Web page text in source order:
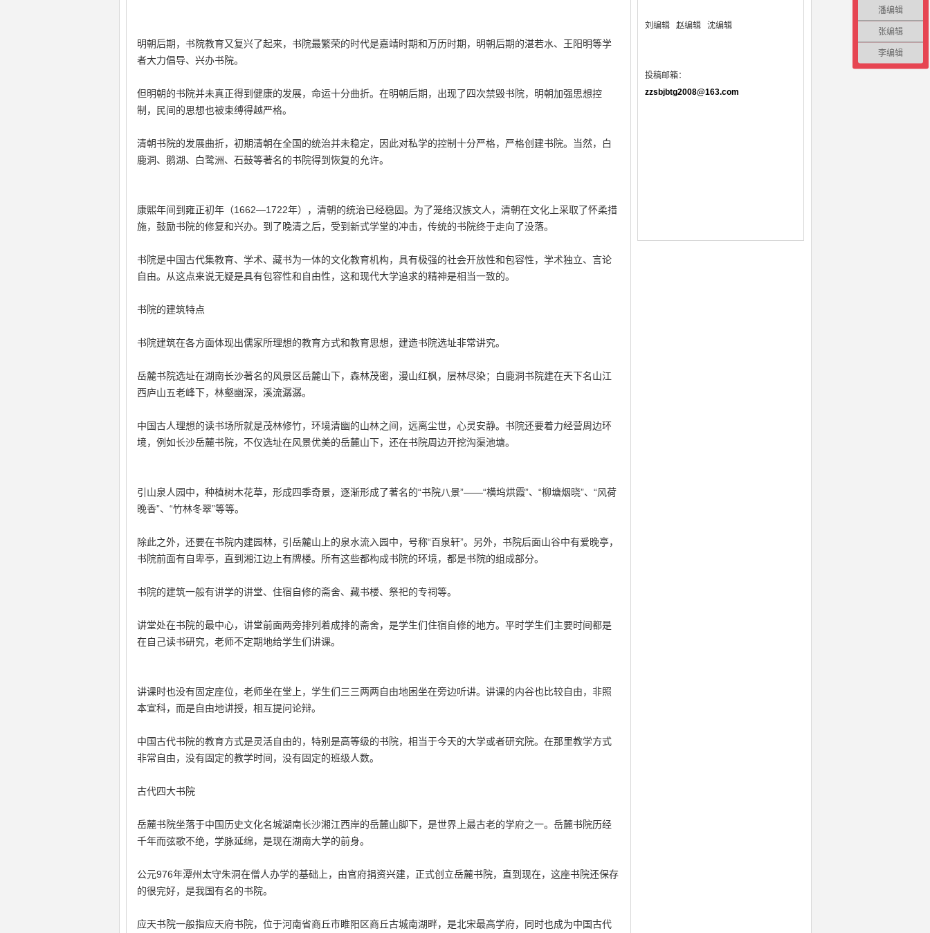
明朝后期，书院教育又复兴了起来，书院最繁荣的时代是嘉靖时期和万历时期，明朝后期的湛若水、王阳明等学
者大力倡导、兴办书院。
但明朝的书院并未真正得到健康的发展，命运十分曲折。在明朝后期，出现了四次禁毁书院，明朝加强思想控
制，民间的思想也被束缚得越严格。
清朝书院的发展曲折，初期清朝在全国的统治并未稳定，因此对私学的控制十分严格，严格创建书院。当然，白
鹿洞、鹅湖、白鹭洲、石鼓等著名的书院得到恢复的允许。
康熙年间到雍正初年（1662—1722年），清朝的统治已经稳固。为了笼络汉族文人，清朝在文化上采取了怀柔措
施，鼓励书院的修复和兴办。到了晚清之后，受到新式学堂的冲击，传统的书院终于走向了没落。
书院是中国古代集教育、学术、藏书为一体的文化教育机构，具有极强的社会开放性和包容性，学术独立、言论
自由。从这点来说无疑是具有包容性和自由性，这和现代大学追求的精神是相当一致的。
书院的建筑特点
书院建筑在各方面体现出儒家所理想的教育方式和教育思想，建造书院选址非常讲究。
岳麓书院选址在湖南长沙著名的风景区岳麓山下，森林茂密，漫山红枫，层林尽染；白鹿洞书院建在天下名山江
西庐山五老峰下，林壑幽深，溪流潺潺。
中国古人理想的读书场所就是茂林修竹，环境清幽的山林之间，远离尘世，心灵安静。书院还要着力经营周边环
境，例如长沙岳麓书院，不仅选址在风景优美的岳麓山下，还在书院周边开挖沟渠池塘。
引山泉人园中，种植树木花草，形成四季奇景，逐渐形成了著名的“书院八景”——“横坞烘霞”、“柳塘烟晓”、“风荷
晚香”、“竹林冬翠”等等。
除此之外，还要在书院内建园林，引岳麓山上的泉水流入园中，号称“百泉轩”。另外，书院后面山谷中有爱晚亭，
书院前面有自卑亭，直到湘江边上有牌楼。所有这些都构成书院的环境，都是书院的组成部分。
书院的建筑一般有讲学的讲堂、住宿自修的斋舍、藏书楼、祭祀的专祠等。
讲堂处在书院的最中心，讲堂前面两旁排列着成排的斋舍，是学生们住宿自修的地方。平时学生们主要时间都是
在自己读书研究，老师不定期地给学生们讲课。
讲课时也没有固定座位，老师坐在堂上，学生们三三两两自由地困坐在旁边听讲。讲课的内谷也比较自由，非照
本宣科，而是自由地讲授，相互提问论辩。
中国古代书院的教育方式是灵活自由的，特别是高等级的书院，相当于今天的大学或者研究院。在那里教学方式
非常自由，没有固定的教学时间，没有固定的班级人数。
古代四大书院
岳麓书院坐落于中国历史文化名城湖南长沙湘江西岸的岳麓山脚下，是世界上最古老的学府之一。岳麓书院历经
千年而弦歌不绝，学脉延绵，是现在湖南大学的前身。
公元976年潭州太守朱洞在僧人办学的基础上，由官府捐资兴建，正式创立岳麓书院，直到现在，这座书院还保存
的很完好，是我国有名的书院。
应天书院一般指应天府书院，位于河南省商丘市睢阳区商丘古城南湖畔，是北宋最高学府，同时也成为中国古代
刘编辑 赵编辑 沈编辑
投稿邮箱：
zzsbjbtg2008@163.com
潘编辑
张编辑
李编辑